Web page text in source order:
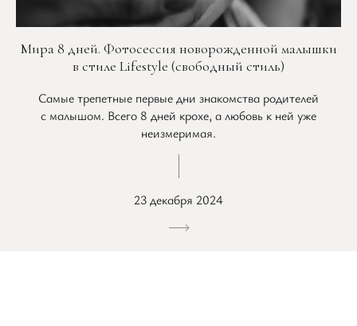
Мира 8 дней. Фотосессия новорожденной малышки
в стиле Lifestyle (свободный стиль)
Самые трепетные первые дни знакомства родителей
с малышом. Всего 8 дней крохе, а любовь к ней уже
неизмеримая.
23 декабря 2024